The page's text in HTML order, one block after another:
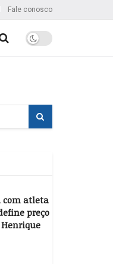
Fale conosco
com atleta
preço